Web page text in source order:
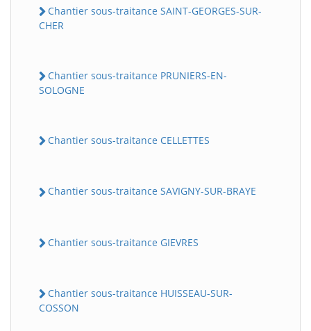
Chantier sous-traitance SAINT-GEORGES-SUR-
CHER
Chantier sous-traitance PRUNIERS-EN-
SOLOGNE
Chantier sous-traitance CELLETTES
Chantier sous-traitance SAVIGNY-SUR-BRAYE
Chantier sous-traitance GIEVRES
Chantier sous-traitance HUISSEAU-SUR-
COSSON